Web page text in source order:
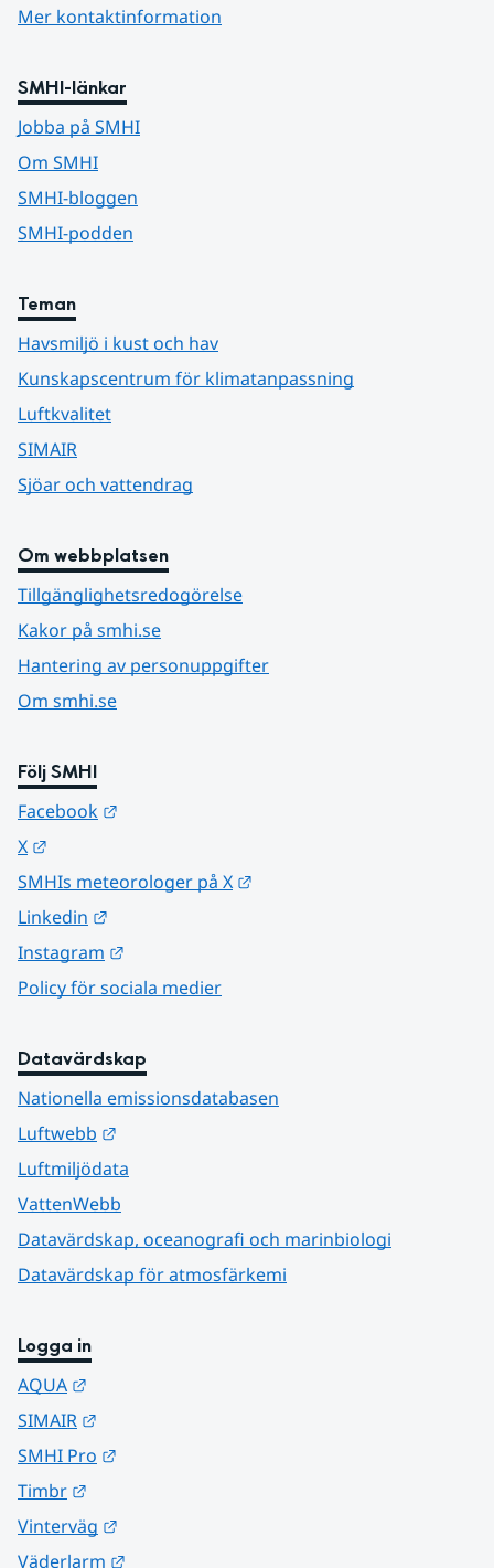
Mer kontaktinformation
SMHI-länkar
Jobba på SMHI
Om SMHI
SMHI-bloggen
SMHI-podden
Teman
Havsmiljö i kust och hav
Kunskapscentrum för klimatanpassning
Luftkvalitet
SIMAIR
Sjöar och vattendrag
Om webbplatsen
Tillgänglighetsredogörelse
Kakor på smhi.se
Hantering av personuppgifter
Om smhi.se
Följ SMHI
Facebook
X
SMHIs meteorologer på X
Linkedin
Instagram
Policy för sociala medier
Datavärdskap
Nationella emissionsdatabasen
Luftwebb
Luftmiljödata
VattenWebb
Datavärdskap, oceanografi och marinbiologi
Datavärdskap för atmosfärkemi
Logga in
AQUA
SIMAIR
SMHI Pro
Timbr
Vinterväg
Väderlarm